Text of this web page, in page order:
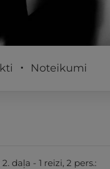
Noteikumi
daļa - 1 reizi, 2 pers.: